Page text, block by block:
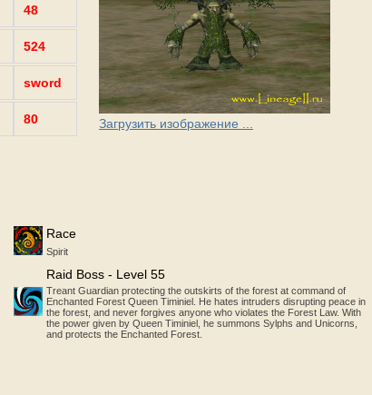
48
524
sword
80 Загрузить изображение ...
Race
Spirit
Raid Boss - Level 55
Treant Guardian protecting the outskirts of the forest at command of
Enchanted Forest Queen Timiniel. He hates intruders disrupting peace in
the forest, and never forgives anyone who violates the Forest Law. With
the power given by Queen Timiniel, he summons Sylphs and Unicorns,
and protects the Enchanted Forest.